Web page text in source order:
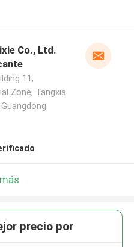
Co., Ltd.
11,
Zone, Tangxia
precio por